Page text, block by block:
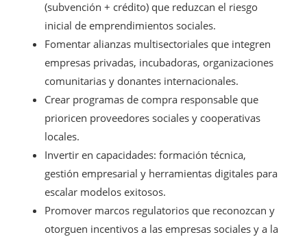
(subvención + crédito) que reduzcan el riesgo
inicial de emprendimientos sociales.
Fomentar alianzas multisectoriales que integren
empresas privadas, incubadoras, organizaciones
comunitarias y donantes internacionales.
Crear programas de compra responsable que
prioricen proveedores sociales y cooperativas
locales.
Invertir en capacidades: formación técnica,
gestión empresarial y herramientas digitales para
escalar modelos exitosos.
Promover marcos regulatorios que reconozcan y
otorguen incentivos a las empresas sociales y a la